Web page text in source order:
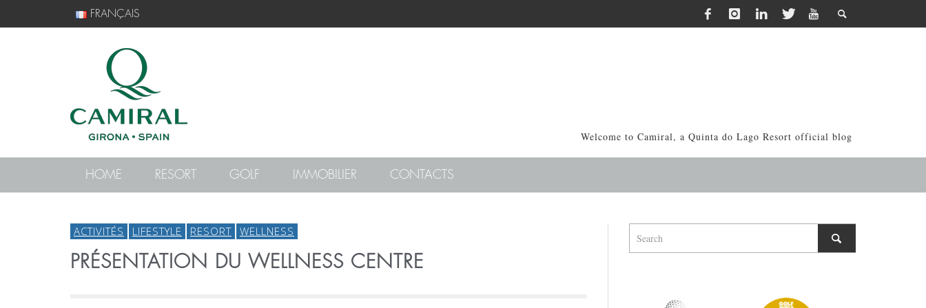
FRANÇAIS
Welcome to Camiral, a Quinta do Lago Resort official blog
HOME RESORT GOLF IMMOBILIER CONTACTS
ACTIVITÉS LIFESTYLE RESORT WELLNESS
PRÉSENTATION DU WELLNESS CENTRE